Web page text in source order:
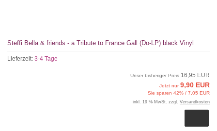
Steffi Bella & friends - a Tribute to France Gall (Do-LP) black Vinyl
Lieferzeit: 3-4 Tage
Unser bisheriger Preis 16,95 EUR
Jetzt nur9,90 EUR
Sie sparen 42% / 7,05 EUR
inkl. 19 % MwSt. zzgl. Versandkosten